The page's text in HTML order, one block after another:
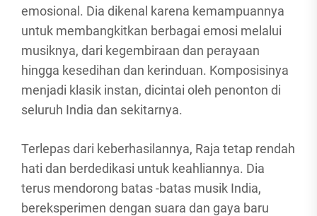
emosional. Dia dikenal karena kemampuannya
untuk membangkitkan berbagai emosi melalui
musiknya, dari kegembiraan dan perayaan
hingga kesedihan dan kerinduan. Komposisinya
menjadi klasik instan, dicintai oleh penonton di
seluruh India dan sekitarnya.
Terlepas dari keberhasilannya, Raja tetap rendah
hati dan berdedikasi untuk keahliannya. Dia
terus mendorong batas -batas musik India,
bereksperimen dengan suara dan gaya baru